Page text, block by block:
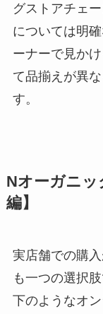
グストアチェ
については明
ーナーで見か
て品揃えが異
す。
Nオーガニッ
編】
実店舗での購
も一つの選択
下のようなオ